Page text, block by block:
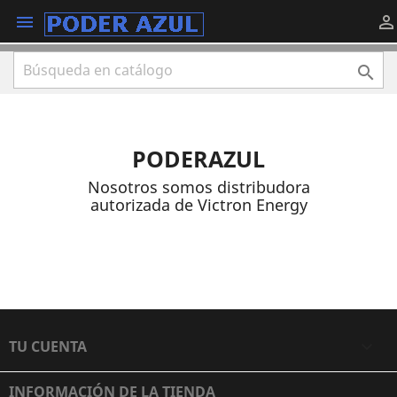
 

PODERAZUL
Nosotros somos distribudora
autorizada de Victron Energy
TU CUENTA
INFORMACIÓN DE LA TIENDA